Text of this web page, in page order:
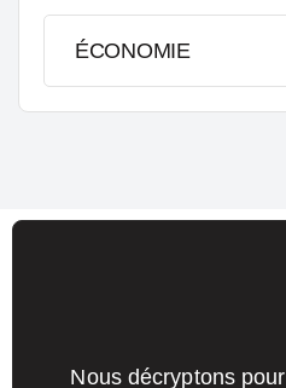
ÉCONOMIE
Nous décryptons